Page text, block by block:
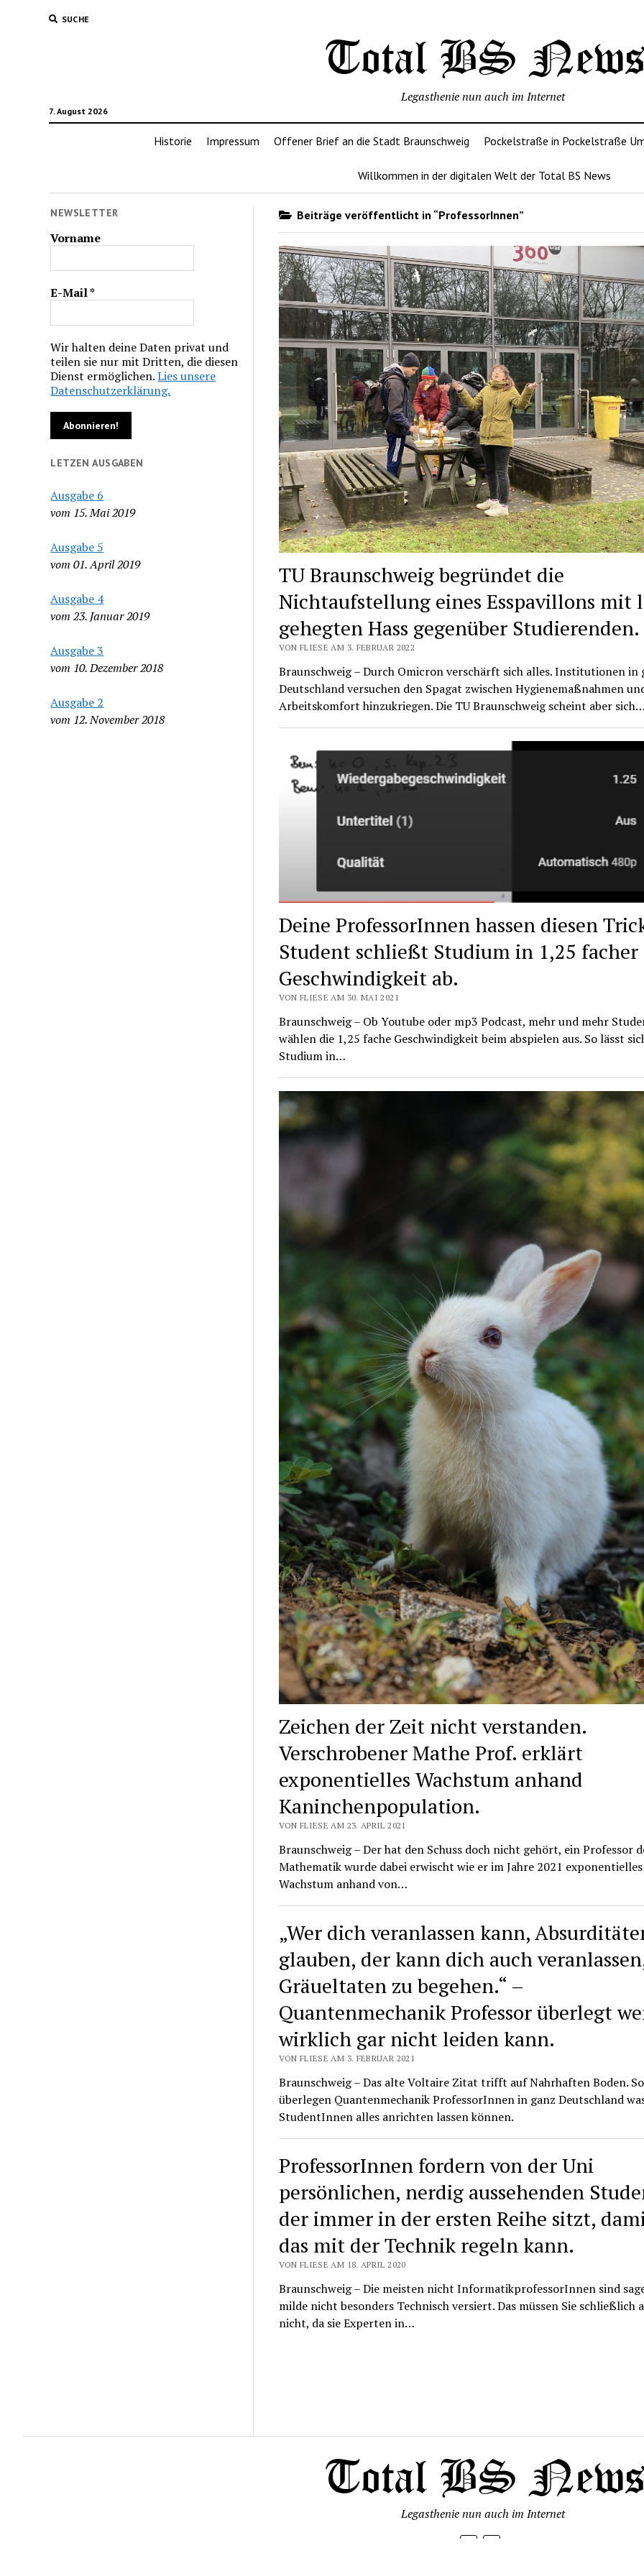
SUCHE
7. August 2026
Legasthenie nun auch im Internet
Historie Impressum Offener Brief an die Stadt Braunschweig Pockelstraße in Pockelstraße
Willkommen in der digitalen Welt der Total BS News
NEWSLETTER
Vorname
E-Mail*
Wir halten deine Daten privat und
teilen sie nur mit Dritten, die diesen
Dienst ermöglichen.Lies unsere
Datenschutzerklärung.
LETZEN AUSGABEN
Ausgabe 6
vom 15. Mai 2019
Ausgabe 5
vom 01. April 2019
Ausgabe 4
vom 23. Januar 2019
Ausgabe 3
vom 10. Dezember 2018
Ausgabe 2
vom 12. November 2018
Beiträge veröffentlicht in “ProfessorInnen”
TU Braunschweig begründet die
Nichtaufstellung eines Esspavillons mit
gehegten Hass gegenüber Studierenden.
VON FLIESE AM 3. FEBRUAR 2022
Braunschweig – Durch Omicron verschärft sich alles. Institutionen in
Deutschland versuchen den Spagat zwischen Hygienemaßnahmen
Arbeitskomfort hinzukriegen. Die TU Braunschweig scheint aber
Deine ProfessorInnen hassen diesen
Student schließt Studium in 1,25 facher
Geschwindigkeit ab.
VON FLIESE AM 30. MAI 2021
Braunschweig – Ob Youtube oder mp3 Podcast, mehr und mehr
wählen die 1,25 fache Geschwindigkeit beim abspielen aus. So lässt
Studium in…
Zeichen der Zeit nicht verstanden.
Verschrobener Mathe Prof. erklärt
exponentielles Wachstum anhand
Kaninchenpopulation.
VON FLIESE AM 23. APRIL 2021
Braunschweig – Der hat den Schuss doch nicht gehört, ein Professor
Mathematik wurde dabei erwischt wie er im Jahre 2021 exponentielles
Wachstum anhand von…
„Wer dich veranlassen kann,
glauben, der kann dich auch
Gräueltaten zu begehen.“ –
Quantenmechanik Professor überlegt
wirklich gar nicht leiden kann.
VON FLIESE AM 3. FEBRUAR 2021
Braunschweig – Das alte Voltaire Zitat trifft auf Nahrhaften Boden. So
überlegen Quantenmechanik ProfessorInnen in ganz Deutschland
StudentInnen alles anrichten lassen können.
ProfessorInnen fordern von der Uni
persönlichen, nerdig aussehenden
der immer in der ersten Reihe sitzt,
das mit der Technik regeln kann.
VON FLIESE AM 18. APRIL 2020
Braunschweig – Die meisten nicht InformatikprofessorInnen sind
milde nicht besonders Technisch versiert. Das müssen Sie schließlich
nicht, da sie Experten in…
Legasthenie nun auch im Internet